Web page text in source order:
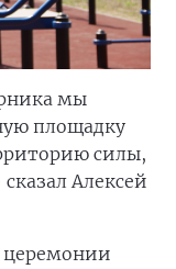
мы
площадку
силы,
Алексей
церемонии